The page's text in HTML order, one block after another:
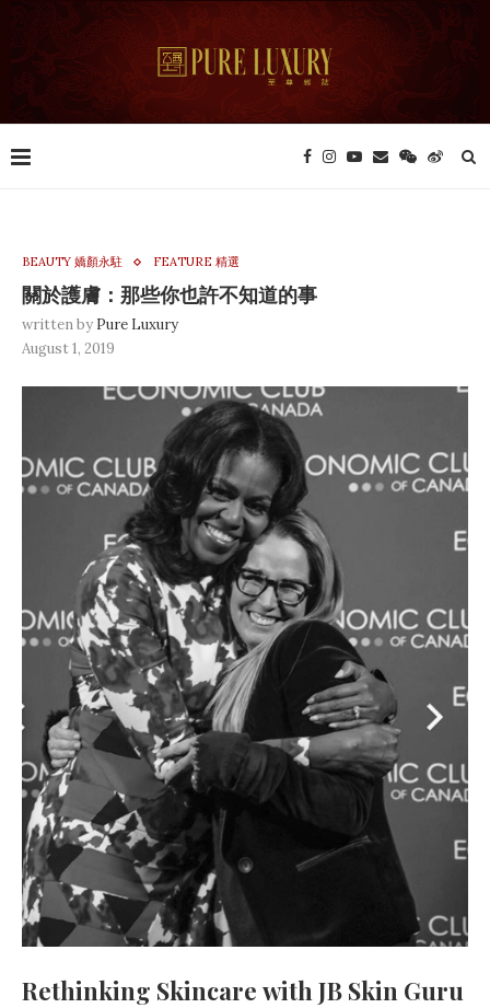
BEAUTY 嬌顏永駐 FEATURE 精選
關於護膚：那些你也許不知道的事
written by Pure Luxury
August 1, 2019
Rethinking Skincare with JB Skin Guru